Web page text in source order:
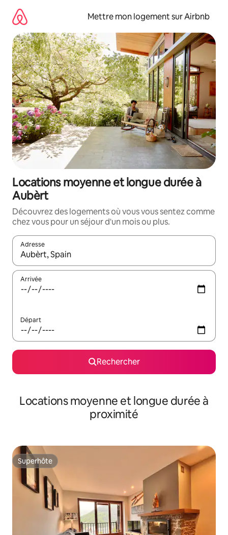
directement
contenu
Mettre mon logement sur Airbnb
Locations moyenne et longue durée à
Aubèrt
Découvrez des logements où vous vous sentez comme
chez vous pour un séjour d'un mois ou plus.
Adresse
Lorsque les résultats s'affichent, utilisez les flèches vers le
Arrivée
Départ
Rechercher
Locations moyenne et longue durée à
proximité
Superhôte
Superhôte